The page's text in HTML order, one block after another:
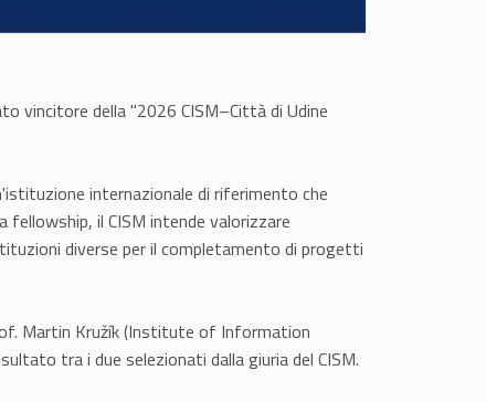
vincitore della "2026 CISM–Città di Udine
internazionale di riferimento che
fellowship, il CISM intende valorizzare
diverse per il completamento di progetti
Martin Kružík (Institute of Information
tra i due selezionati dalla giuria del CISM.